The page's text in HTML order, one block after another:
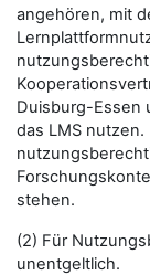
angehören, mit
Duisburg-Essen
das LMS
stehen.
(2) Für
unentgeltlich.